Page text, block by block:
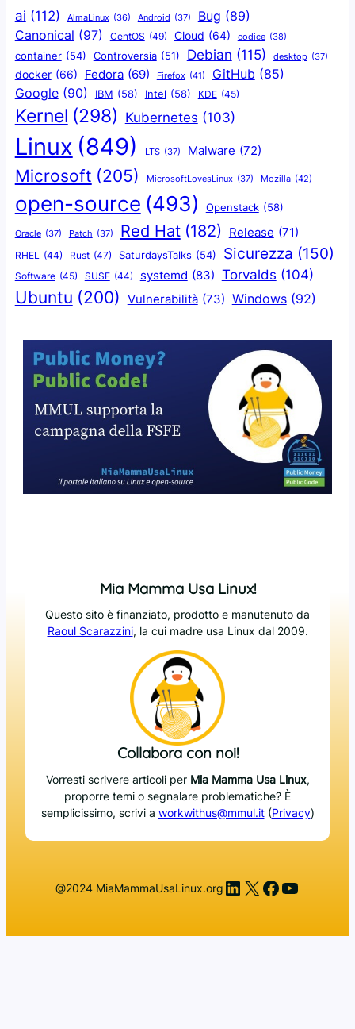
ai (112) AlmaLinux (36) Android (37) Bug (89)
Canonical (97) CentOS (49) Cloud (64) codice (38)
container (54) Controversia (51) Debian (115) desktop (37)
docker (66) Fedora (69) Firefox (41) GitHub (85)
Google (90) IBM (58) Intel (58) KDE (45)
Kernel (298) Kubernetes (103)
Linux (849) LTS (37) Malware (72)
Microsoft (205) MicrosoftLovesLinux (37) Mozilla (42)
open-source (493) Openstack (58)
Oracle (37) Patch (37) Red Hat (182) Release (71)
RHEL (44) Rust (47) SaturdaysTalks (54) Sicurezza (150)
Software (45) SUSE (44) systemd (83) Torvalds (104)
Ubuntu (200) Vulnerabilità (73) Windows (92)
Mia Mamma Usa Linux!
Questo sito è finanziato, prodotto e manutenuto da
Raoul Scarazzini, la cui madre usa Linux dal 2009.
Collabora con noi!
Vorresti scrivere articoli per Mia Mamma Usa Linux,
proporre temi o segnalare problematiche? È
semplicissimo, scrivi a workwithus@mmul.it(Privacy)
@2024 MiaMammaUsaLinux.org LinkedIn
X Facebook